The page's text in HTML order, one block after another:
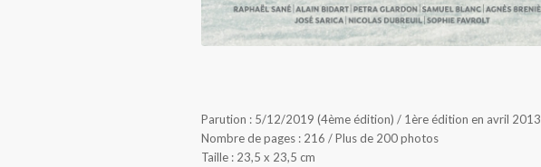
Parution : 5/12/2019 (4ème édition) / 1ère édition en avril 2013
Nombre de pages : 216 / Plus de 200 photos
Taille : 23,5 x 23,5 cm